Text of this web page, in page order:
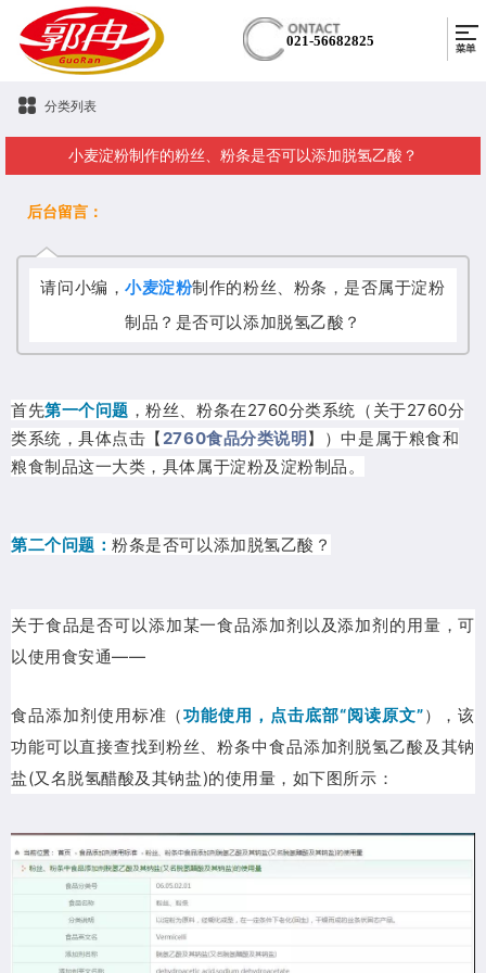
021-56682825
分类列表
小麦淀粉制作的粉丝、粉条是否可以添加脱氢乙酸？
后台留言：
请问小编，小麦淀粉制作的粉丝、粉条，是否属于淀粉
制品？是否可以添加脱氢乙酸？
首先第一个问题 ，粉丝、粉条在2760分类系统（关于2760分
类系统，具体点击【 2760食品分类说明 】）中是属于粮食和
粮食制品这一大类，具体属于淀粉及淀粉制品。
第二个问题：粉条是否可以添加脱氢乙酸？
关于食品是否可以添加某一食品添加剂以及添加剂的用量，可
以使用食安通——
食品添加剂使用标准（功能使用，点击底部“阅读原文”），该
功能可以直接查找到粉丝、粉条中食品添加剂脱氢乙酸及其钠
盐(又名脱氢醋酸及其钠盐)的使用量，如下图所示：